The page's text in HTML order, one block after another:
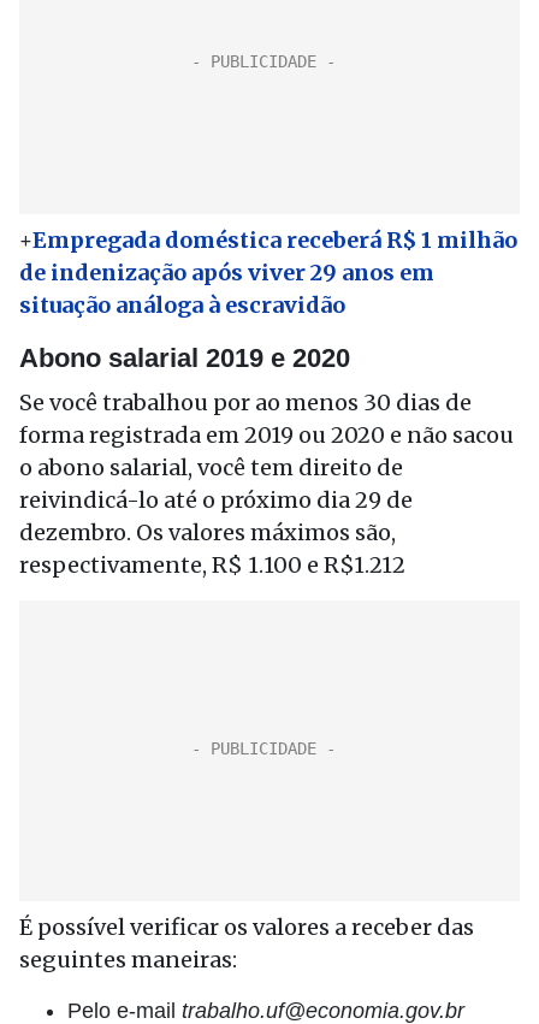
+Empregada doméstica receberá R$ 1 milhão
de indenização após viver 29 anos em
situação análoga à escravidão
Abono salarial 2019 e 2020
Se você trabalhou por ao menos 30 dias de
forma registrada em 2019 ou 2020 e não sacou
o abono salarial, você tem direito de
reivindicá-lo até o próximo dia 29 de
dezembro. Os valores máximos são,
respectivamente, R$ 1.100 e R$1.212
É possível verificar os valores a receber das
seguintes maneiras:
Pelo e-mail trabalho.uf@economia.gov.br